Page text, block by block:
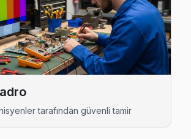
Servis
TV kullanıcılarına ikinci el cihaz
Servis Merkezi →
Servis
tarafından güvenli tamir